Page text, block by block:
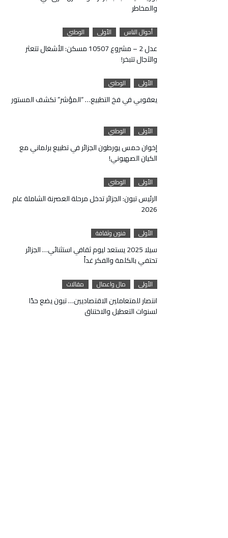
والمخاطر
أحوال الناس الأولى الوطني
عدل 2 – مشروع 10507 مسكن: الأشغال تتعثر
والآجال تتبخر!
الأولى الوطني
يعقوبي في فخ التطبيع… “المؤشر” تكشف المستور
الأولى الوطني
إخوان حمس يورطون الجزائر في تطبيع برلماني مع
الكيان الصهيوني!
الأولى الوطني
الرئيس تبون: الجزائر تدخل مرحلة العصرنة الشاملة عام
2026
الأولى فنون وثقافة
سيلا 2025 يستعد ليوم ثقافي استثنائي… الجزائر
تحتفي بالكلمة والفكر غداً
الأولى مال واعمال مقالات
انتصار للمتعاملين الاقتصاديين… تبون يضع حدًا
لسنوات التعطيل والاختناق